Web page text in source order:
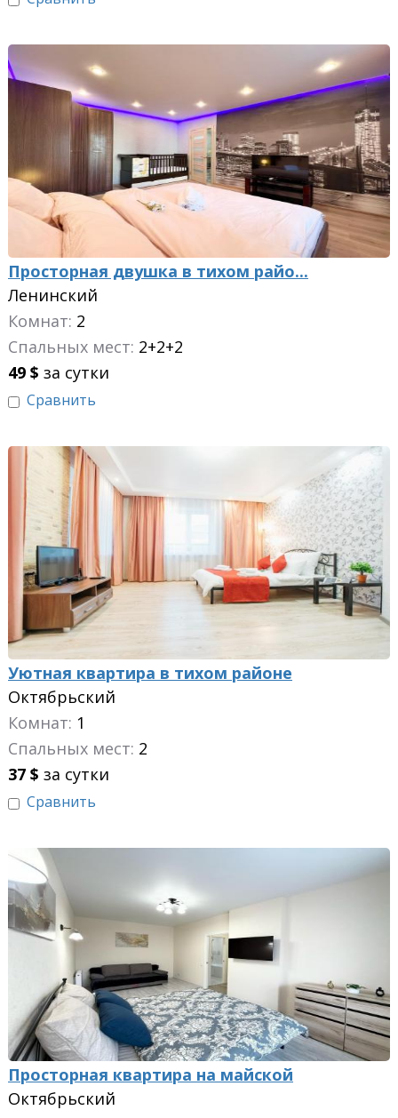
Просторная двушка в тихом райо...
Ленинский
Комнат: 2
Спальных мест: 2+2+2
49 $ за сутки
Сравнить
Уютная квартира в тихом районе
Октябрьский
Комнат: 1
Спальных мест: 2
37 $ за сутки
Сравнить
Просторная квартира на майской
Октябрьский